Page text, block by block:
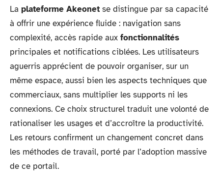
La plateforme Akeonet se distingue par sa capacité
à offrir une expérience fluide : navigation sans
complexité, accès rapide aux fonctionnalités
principales et notifications ciblées. Les utilisateurs
aguerris apprécient de pouvoir organiser, sur un
même espace, aussi bien les aspects techniques que
commerciaux, sans multiplier les supports ni les
connexions. Ce choix structurel traduit une volonté de
rationaliser les usages et d’accroître la productivité.
Les retours confirment un changement concret dans
les méthodes de travail, porté par l’adoption massive
de ce portail.